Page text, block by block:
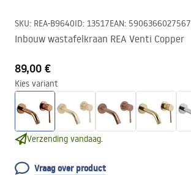
SKU: REA-B9640ID: 13517EAN: 5906366027567
Inbouw wastafelkraan REA Venti Copper
89,00 €
Kies variant
Verzending vandaag.
Vraag over product